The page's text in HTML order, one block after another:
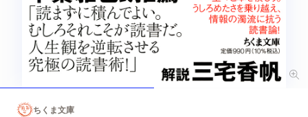
ちくま文庫